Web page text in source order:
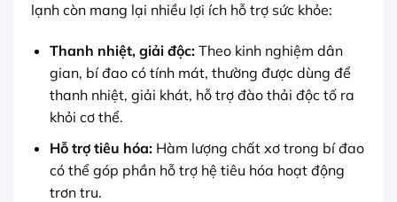
lạnh còn mang lại nhiều lợi ích hỗ trợ sức khỏe:
Thanh nhiệt, giải độc:Theo kinh nghiệm dân
gian, bí đao có tính mát, thường được dùng để
thanh nhiệt, giải khát, hỗ trợ đào thải độc tố ra
khỏi cơ thể.
Hỗ trợ tiêu hóa:Hàm lượng chất xơ trong bí đao
có thể góp phần hỗ trợ hệ tiêu hóa hoạt động
trơn tru.